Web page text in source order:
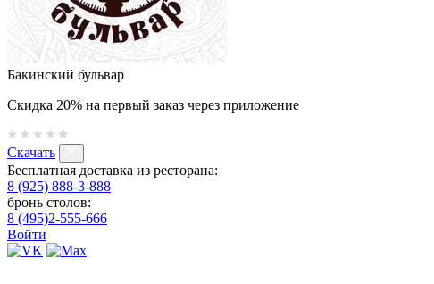
Бакинский бульвар
Скидка 20% на первый заказ через приложение
Скачать
Бесплатная доставка из ресторана:
8 (925) 888-3-888
бронь столов:
8 (495)2-555-666
Войти